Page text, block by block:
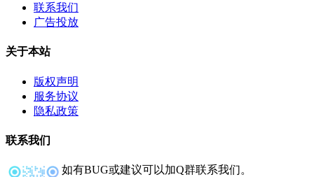
联系我们
广告投放
关于本站
版权声明
服务协议
隐私政策
联系我们
如有BUG或建议可以加Q群联系我们。